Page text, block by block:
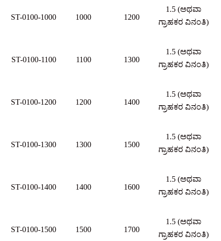
ST-0100-1000 1000 1200
1.5 (ಅಥವಾ
ಗ್ರಾಹಕರ ವಿನಂತಿ)
ST-0100-1100 1100 1300
1.5 (ಅಥವಾ
ಗ್ರಾಹಕರ ವಿನಂತಿ)
ST-0100-1200 1200 1400
1.5 (ಅಥವಾ
ಗ್ರಾಹಕರ ವಿನಂತಿ)
ST-0100-1300 1300 1500
1.5 (ಅಥವಾ
ಗ್ರಾಹಕರ ವಿನಂತಿ)
ST-0100-1400 1400 1600
1.5 (ಅಥವಾ
ಗ್ರಾಹಕರ ವಿನಂತಿ)
ST-0100-1500 1500 1700
1.5 (ಅಥವಾ
ಗ್ರಾಹಕರ ವಿನಂತಿ)